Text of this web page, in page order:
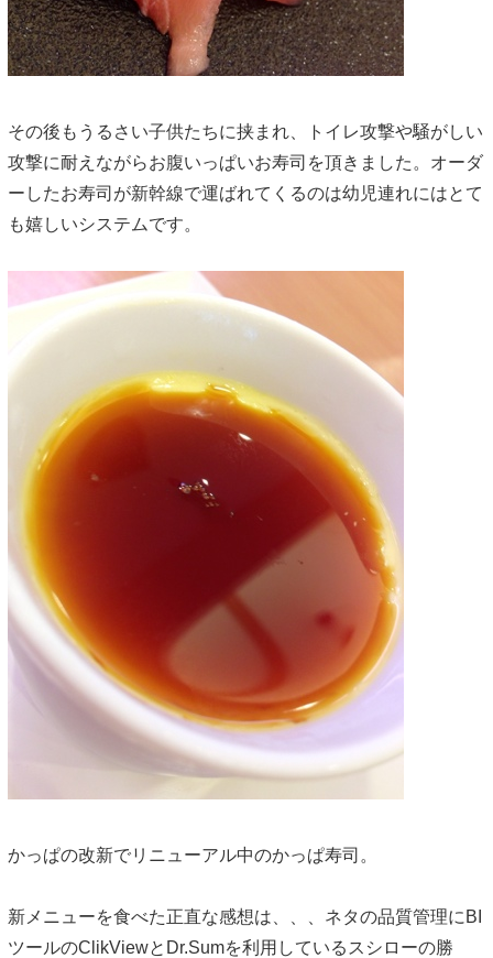
その後もうるさい子供たちに挟まれ、トイレ攻撃や騒がしい
攻撃に耐えながらお腹いっぱいお寿司を頂きました。オーダ
ーしたお寿司が新幹線で運ばれてくるのは幼児連れにはとて
も嬉しいシステムです。
かっぱの改新でリニューアル中のかっぱ寿司。
新メニューを食べた正直な感想は、、、ネタの品質管理にBI
ツールのClikViewとDr.Sumを利用しているスシローの勝